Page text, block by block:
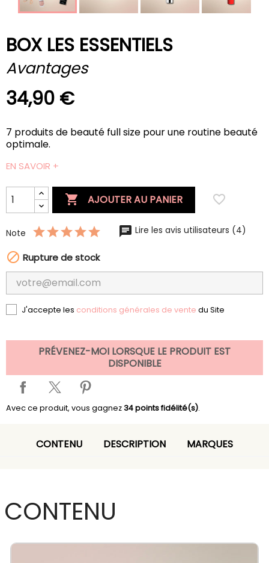
BOX LES ESSENTIELS
Avantages
34,90 €
7 produits de beauté full size pour une routine beauté
optimale.
EN SAVOIR +
 AJOUTER AU PANIER favorite_border
Note Lire les avis utilisateurs (4)
 Rupture de stock
J'accepte les conditions générales de vente du Site
PRÉVENEZ-MOI LORSQUE LE PRODUIT EST
DISPONIBLE
Avec ce produit, vous gagnez34points fidélité(s).
CONTENU DESCRIPTION MARQUES
CONTENU